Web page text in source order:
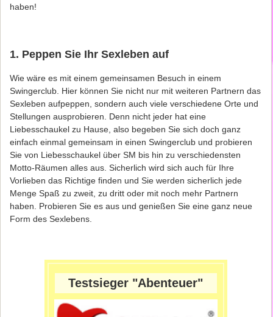
haben!
1. Peppen Sie Ihr Sexleben auf
Wie wäre es mit einem gemeinsamen Besuch in einem
Swingerclub. Hier können Sie nicht nur mit weiteren Partnern das
Sexleben aufpeppen, sondern auch viele verschiedene Orte und
Stellungen ausprobieren. Denn nicht jeder hat eine
Liebesschaukel zu Hause, also begeben Sie sich doch ganz
einfach einmal gemeinsam in einen Swingerclub und probieren
Sie von Liebesschaukel über SM bis hin zu verschiedensten
Motto-Räumen alles aus. Sicherlich wird sich auch für Ihre
Vorlieben das Richtige finden und Sie werden sicherlich jede
Menge Spaß zu zweit, zu dritt oder mit noch mehr Partnern
haben. Probieren Sie es aus und genießen Sie eine ganz neue
Form des Sexlebens.
Testsieger "Abenteuer"